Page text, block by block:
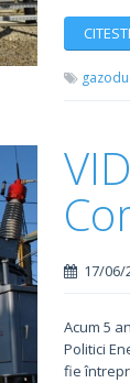
17/06/
Acum 5
Politici
fie